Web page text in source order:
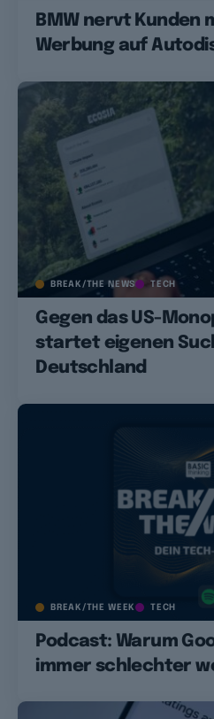
BMW nervt Kunden
Werbung auf
BREAK/THE NEWS TECH
Gegen das US-
startet eigenen
Deutschland
BREAK/THE WEEK TECH
Podcast: Warum
immer schlechter